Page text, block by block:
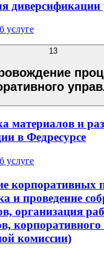
диверсификации
услуге
13
материалов и
в Федресурсе
услуге
корпоративных
и проведение
организация
корпоративного
комиссии)